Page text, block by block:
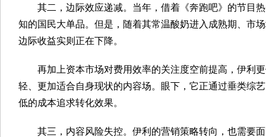
其二，边际效应递减。当年，借着《奔跑吧》的节目
知的国民大单品。但是，随着其常温酸奶进入成熟期、市
边际收益实则正在下降。
再加上资本市场对费用效率的关注度空前提高，伊利
轻、更加适合自身现状的内容场。眼下，它正通过垂类综
低的成本追求转化效果。
其三，内容风险失控。伊利的营销策略转向，也需要